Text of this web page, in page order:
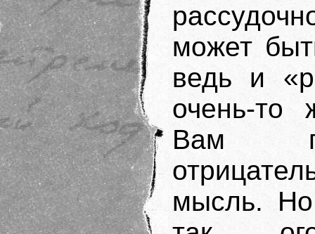
может
ведь и
очень-то
Вам
мысль. Но